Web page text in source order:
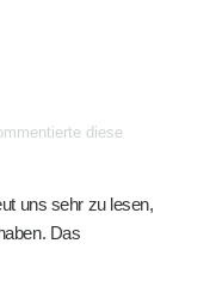
diese
uns sehr zu lesen,
Das